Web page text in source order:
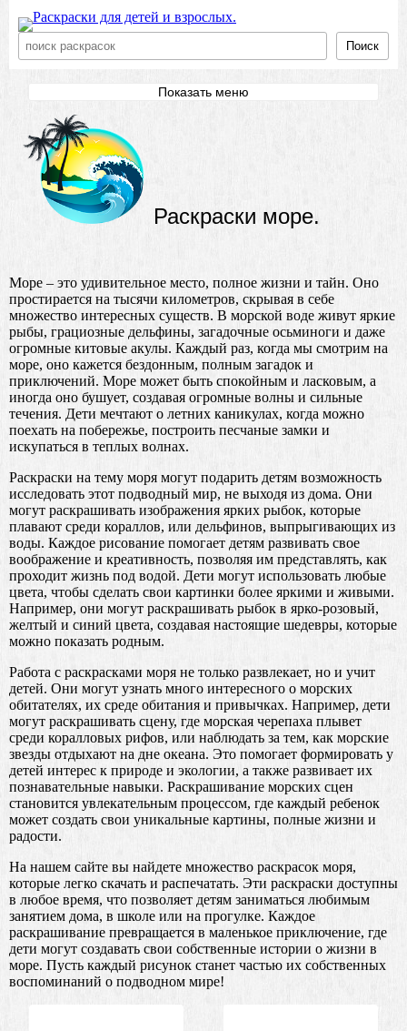
Поиск
Показать меню
Раскраски море.
Море – это удивительное место, полное жизни и тайн. Оно
простирается на тысячи километров, скрывая в себе
множество интересных существ. В морской воде живут яркие
рыбы, грациозные дельфины, загадочные осьминоги и даже
огромные китовые акулы. Каждый раз, когда мы смотрим на
море, оно кажется бездонным, полным загадок и
приключений. Море может быть спокойным и ласковым, а
иногда оно бушует, создавая огромные волны и сильные
течения. Дети мечтают о летних каникулах, когда можно
поехать на побережье, построить песчаные замки и
искупаться в теплых волнах.
Раскраски на тему моря могут подарить детям возможность
исследовать этот подводный мир, не выходя из дома. Они
могут раскрашивать изображения ярких рыбок, которые
плавают среди кораллов, или дельфинов, выпрыгивающих из
воды. Каждое рисование помогает детям развивать свое
воображение и креативность, позволяя им представлять, как
проходит жизнь под водой. Дети могут использовать любые
цвета, чтобы сделать свои картинки более яркими и живыми.
Например, они могут раскрашивать рыбок в ярко-розовый,
желтый и синий цвета, создавая настоящие шедевры, которые
можно показать родным.
Работа с раскрасками моря не только развлекает, но и учит
детей. Они могут узнать много интересного о морских
обитателях, их среде обитания и привычках. Например, дети
могут раскрашивать сцену, где морская черепаха плывет
среди коралловых рифов, или наблюдать за тем, как морские
звезды отдыхают на дне океана. Это помогает формировать у
детей интерес к природе и экологии, а также развивает их
познавательные навыки. Раскрашивание морских сцен
становится увлекательным процессом, где каждый ребенок
может создать свои уникальные картины, полные жизни и
радости.
На нашем сайте вы найдете множество раскрасок моря,
которые легко скачать и распечатать. Эти раскраски доступны
в любое время, что позволяет детям заниматься любимым
занятием дома, в школе или на прогулке. Каждое
раскрашивание превращается в маленькое приключение, где
дети могут создавать свои собственные истории о жизни в
море. Пусть каждый рисунок станет частью их собственных
воспоминаний о подводном мире!